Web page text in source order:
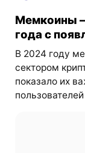
Мемкоины
года с
В 2024 году
сектором
показало их
пользователей